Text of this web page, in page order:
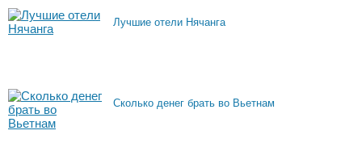
Лучшие отели Нячанга
Сколько денег брать во Вьетнам